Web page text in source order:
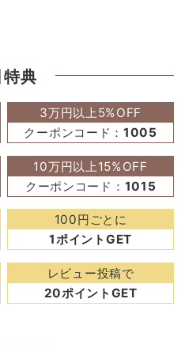
特典
3万円以上5%OFF
クーポンコード：1005
10万円以上15%OFF
クーポンコード： 1015
100円ごとに
1ポイントGET
レビュー投稿で
20ポイントGET